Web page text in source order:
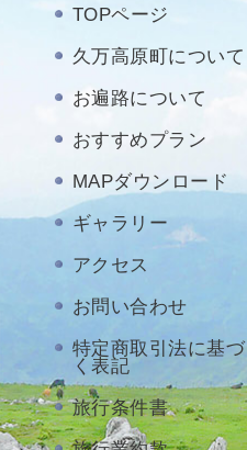
TOPページ
久万高原町について
お遍路について
おすすめプラン
MAPダウンロード
ギャラリー
アクセス
お問い合わせ
特定商取引法に基づ
く表記
旅行条件書